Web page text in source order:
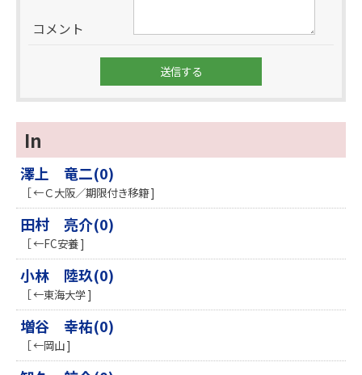
コメント
In
澤上 竜二(0)
［ ←Ｃ大阪／期限付き移籍 ]
田村 亮介(0)
［ ←FC安養 ]
小林 陸玖(0)
［ ←東海大学 ]
増谷 幸祐(0)
［ ←岡山 ]